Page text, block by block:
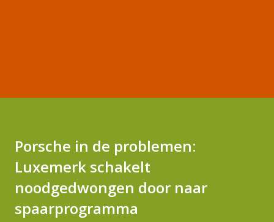
Porsche in de problemen:
Luxemerk schakelt
noodgedwongen door naar
spaarprogramma